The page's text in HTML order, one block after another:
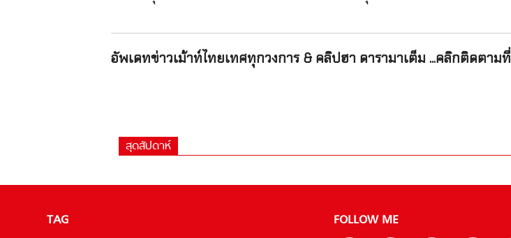
อัพเดทข่าวเม้าท์ไทยเทศทุกวงการ & คลิปฮา ดารามาเต็ม ...คลิกติดตามที่
สุดสัปดาห์
TAG FOLLOW ME